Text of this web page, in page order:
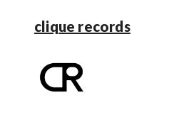
clique records